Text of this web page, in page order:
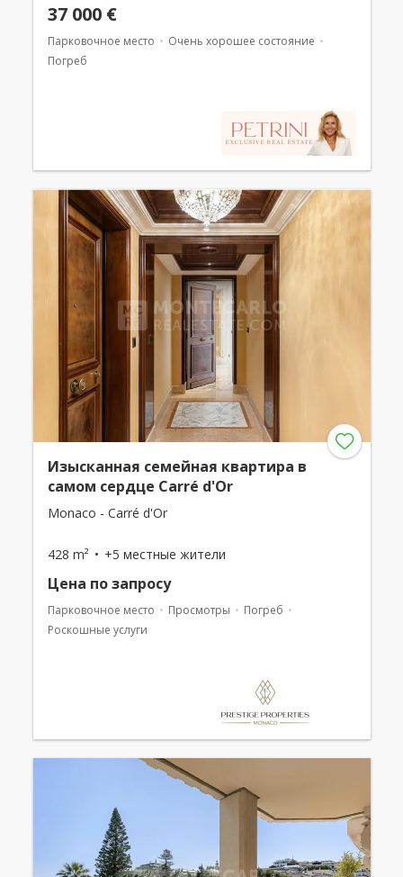
37 000 €
Парковочное место
Очень хорошее состояние
Погреб
Изысканная семейная квартира в
самом сердце Carré d'Or
Monaco - Carré d'Or
428 m² +5 местные жители
Цена по запросу
Парковочное место Просмотры
Погреб
Роскошные услуги